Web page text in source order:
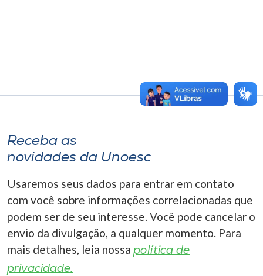
Receba as
novidades da Unoesc
Usaremos seus dados para entrar em contato
com você sobre informações correlacionadas que
podem ser de seu interesse. Você pode cancelar o
envio da divulgação, a qualquer momento. Para
mais detalhes, leia nossa política de
privacidade.